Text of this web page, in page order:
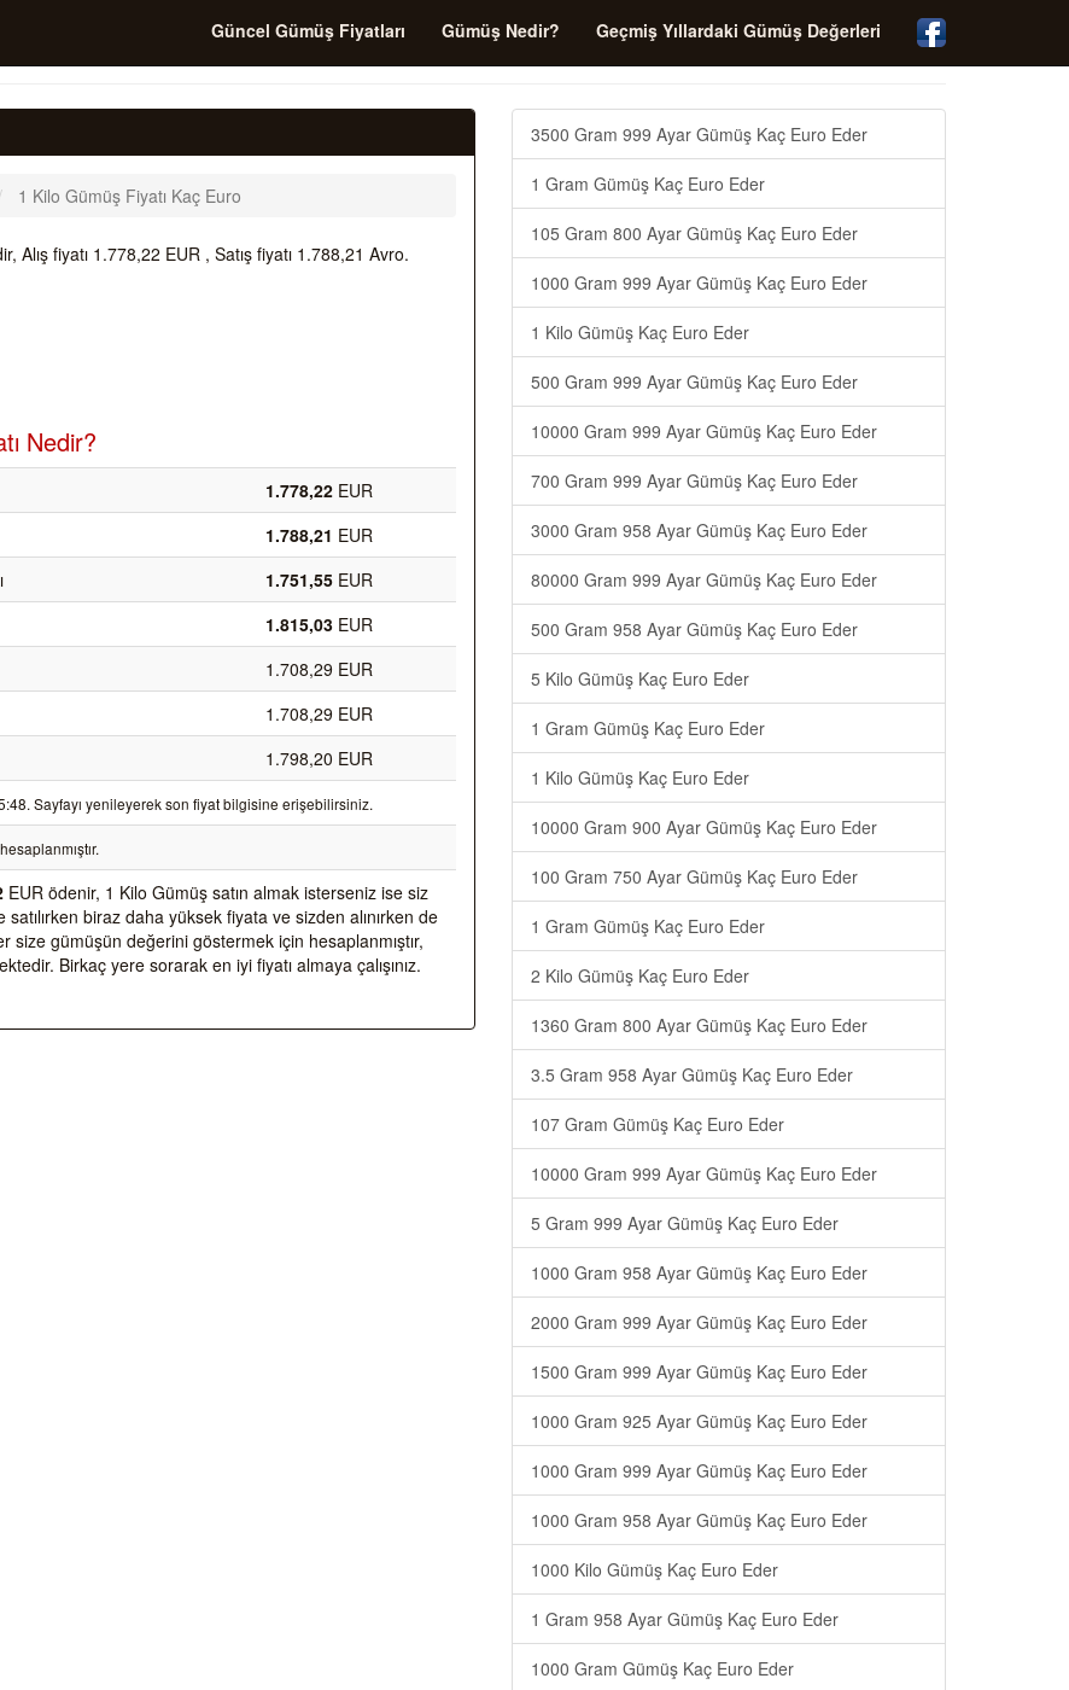
Güncel Gümüş Fiyatları Gümüş Nedir? Geçmiş Yıllardaki Gümüş Değerleri
1 Kilo Gümüş Fiyatı Kaç Euro
fiyatı 1.778,22 EUR , Satış fiyatı 1.788,21 Avro.
Nedir?
1.778,22 EUR
1.788,21 EUR
1.751,55 EUR
1.815,03 EUR
1.708,29 EUR
1.708,29 EUR
1.798,20 EUR
Sayfayı yenileyerek son fiyat bilgisine erişebilirsiniz.
EUR ödenir, 1 Kilo Gümüş satın almak isterseniz ise siz
biraz daha yüksek fiyata ve sizden alınırken de
size gümüşün değerini göstermek için hesaplanmıştır,
Birkaç yere sorarak en iyi fiyatı almaya çalışınız.
3500 Gram 999 Ayar Gümüş Kaç Euro Eder
1 Gram Gümüş Kaç Euro Eder
105 Gram 800 Ayar Gümüş Kaç Euro Eder
1000 Gram 999 Ayar Gümüş Kaç Euro Eder
1 Kilo Gümüş Kaç Euro Eder
500 Gram 999 Ayar Gümüş Kaç Euro Eder
10000 Gram 999 Ayar Gümüş Kaç Euro Eder
700 Gram 999 Ayar Gümüş Kaç Euro Eder
3000 Gram 958 Ayar Gümüş Kaç Euro Eder
80000 Gram 999 Ayar Gümüş Kaç Euro Eder
500 Gram 958 Ayar Gümüş Kaç Euro Eder
5 Kilo Gümüş Kaç Euro Eder
1 Gram Gümüş Kaç Euro Eder
1 Kilo Gümüş Kaç Euro Eder
10000 Gram 900 Ayar Gümüş Kaç Euro Eder
100 Gram 750 Ayar Gümüş Kaç Euro Eder
1 Gram Gümüş Kaç Euro Eder
2 Kilo Gümüş Kaç Euro Eder
1360 Gram 800 Ayar Gümüş Kaç Euro Eder
3.5 Gram 958 Ayar Gümüş Kaç Euro Eder
107 Gram Gümüş Kaç Euro Eder
10000 Gram 999 Ayar Gümüş Kaç Euro Eder
5 Gram 999 Ayar Gümüş Kaç Euro Eder
1000 Gram 958 Ayar Gümüş Kaç Euro Eder
2000 Gram 999 Ayar Gümüş Kaç Euro Eder
1500 Gram 999 Ayar Gümüş Kaç Euro Eder
1000 Gram 925 Ayar Gümüş Kaç Euro Eder
1000 Gram 999 Ayar Gümüş Kaç Euro Eder
1000 Gram 958 Ayar Gümüş Kaç Euro Eder
1000 Kilo Gümüş Kaç Euro Eder
1 Gram 958 Ayar Gümüş Kaç Euro Eder
1000 Gram Gümüş Kaç Euro Eder